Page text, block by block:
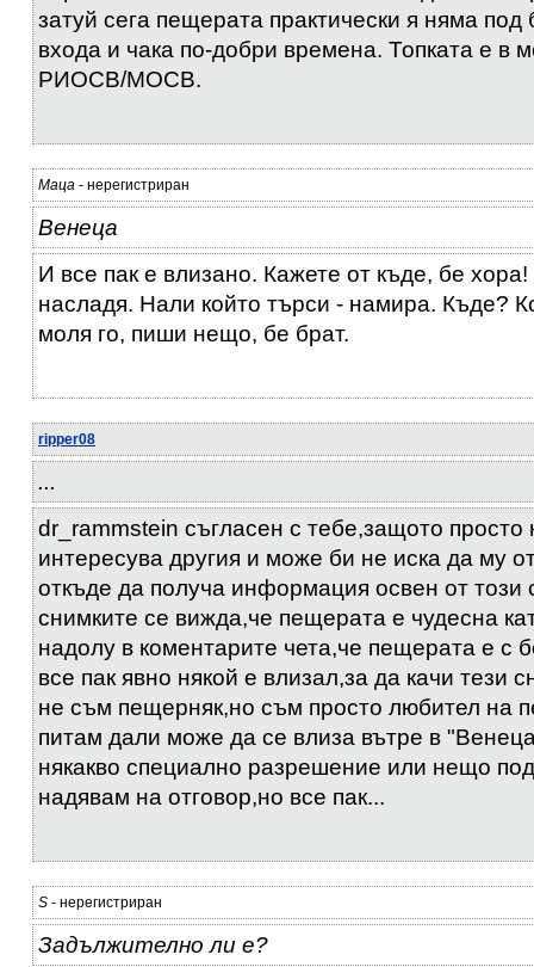
затуй сега пещерата практически я няма под
входа и чака по-добри времена. Топката е в
РИОСВ/МОСВ.
Маца - нерегистриран
Венеца
И все пак е влизано. Кажете от къде, бе
насладя. Нали който търси - намира. Къде?
моля го, пиши нещо, бе брат.
ripper08
...
dr_rammstein съгласен с тебе,защото просто
интересува другия и може би не иска да му
откъде да получа информация освен от този
снимките се вижда,че пещерата е чудесна
надолу в коментарите чета,че пещерата е с
все пак явно някой е влизал,за да качи тези
не съм пещерняк,но съм просто любител на
питам дали може да се влиза вътре в
някакво специално разрешение или нещо
надявам на отговор,но все пак...
S - нерегистриран
Задължително ли е?